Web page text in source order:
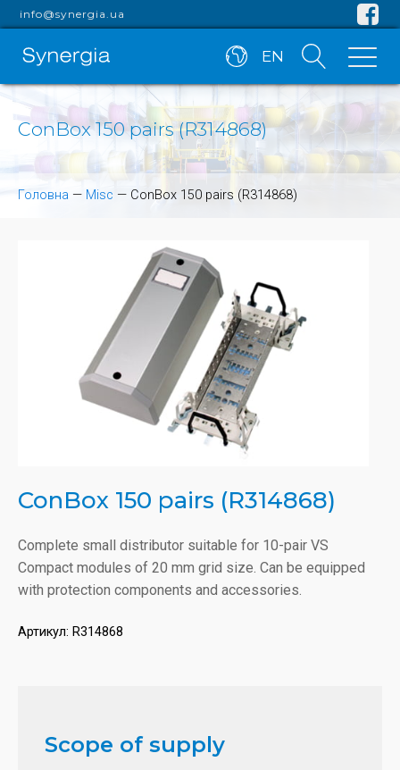
info@synergia.ua
EN
ConBox 150 pairs (R314868)
Головна — Misc — ConBox 150 pairs (R314868)
ConBox 150 pairs (R314868)
Complete small distributor suitable for 10-pair VS
Compact modules of 20 mm grid size. Can be equipped
with protection components and accessories.
Артикул: R314868
Scope of supply